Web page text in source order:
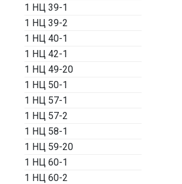
1 НЦ 39-1
1 НЦ 39-2
1 НЦ 40-1
1 НЦ 42-1
1 НЦ 49-20
1 НЦ 50-1
1 НЦ 57-1
1 НЦ 57-2
1 НЦ 58-1
1 НЦ 59-20
1 НЦ 60-1
1 НЦ 60-2